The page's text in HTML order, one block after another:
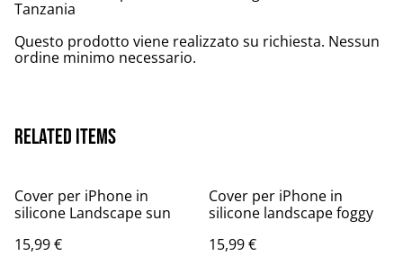
Tanzania
Questo prodotto viene realizzato su richiesta. Nessun
ordine minimo necessario.
Related items
Cover per iPhone in
silicone Landscape sun
15,99 €
Cover per iPhone in
silicone landscape foggy
15,99 €